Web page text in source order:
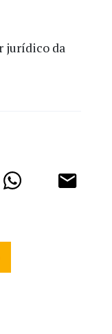
jurídico da